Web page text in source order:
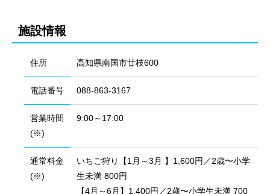
施設情報
住所 高知県南国市廿枝600
電話番号 088-863-3167
営業時間
(※)
9:00～17:00
通常料金
(※)
いちご狩り【1月～3月 】1,600円／2歳〜小学
生未満 800円
【4月～6月】1,400円／2歳〜小学生未満 700